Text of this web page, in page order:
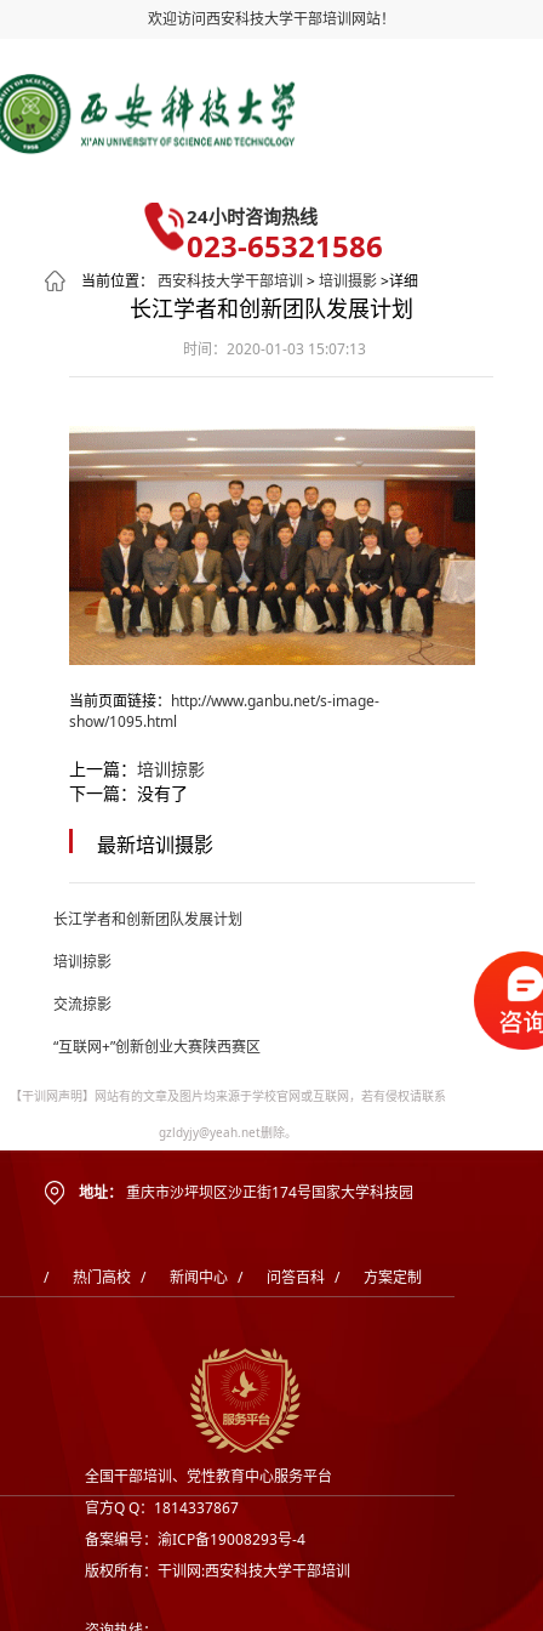
欢迎访问西安科技大学干部培训网站！
24小时咨询热线
023-65321586
当前位置： 西安科技大学干部培训 >培训摄影>详细
长江学者和创新团队发展计划
时间：2020-01-03 15:07:13
当前页面链接： http://www.ganbu.net/s-image-
show/1095.html
上一篇： 培训掠影
下一篇：没有了
最新培训摄影
长江学者和创新团队发展计划
培训掠影
交流掠影
“互联网+”创新创业大赛陕西赛区
【干训网声明】网站有的文章及图片均来源于学校官网或互联网，若有侵权请联系
gzldyjy@yeah.net删除。
地址： 重庆市沙坪坝区沙正街174号国家大学科技园
/ 热门高校 / 新闻中心 / 问答百科 / 方案定制
全国干部培训、党性教育中心服务平台
官方Q Q：1814337867
备案编号：渝ICP备19008293号-4
版权所有：干训网:西安科技大学干部培训